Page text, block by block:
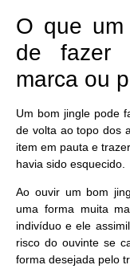
O que
de fazer
marca ou
Um bom jingle pode
de volta ao topo dos
item em pauta e
havia sido esquecido.
Ao ouvir um bom
uma forma muita
indivíduo e ele
risco do ouvinte se
forma desejada pelo